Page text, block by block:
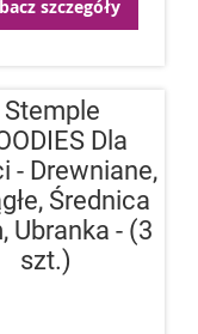
szczegóły
Stemple
Dla
- Drewniane,
Średnica
Ubranka - (3
szt.)